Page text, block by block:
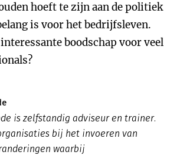
hoeft te zijn aan de politiek
is voor het bedrijfsleven.
boodschap voor veel
is zelfstandig adviseur en trainer.
bij het invoeren van
waarbij